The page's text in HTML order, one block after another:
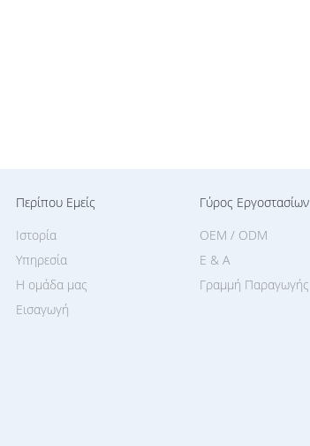
Περίπου Εμείς
Εισαγωγή
Ιστορία
Υπηρεσία
Η ομάδα μας
Γύρος Εργοστασίων
Γραμμή Παραγωγής
OEM / ODM
Ε & Α